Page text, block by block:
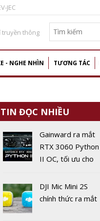
JEC
truyền thông
- NGHE NHÌN TƯƠNG TÁC
TIN ĐỌC NHIỀU
Gainward ra mắt
RTX 3060 Python
II OC, tối ưu cho
thông
DJI Mic Mini 2S
chính thức ra mắt